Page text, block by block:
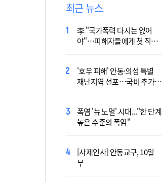
최근 뉴스
李 "국가폭력 다시는 없어
야"…피해자들에게 첫 직접
'호우 피해' 안동·의성 특별
재난지역 선포…국비 추가
폭염 '뉴 노멀' 시대..."한 단계
높은 수준의 폭염"
[사제인사] 안동교구, 10일
부
정동영 "'조선' 호명 부르기
공론화 후에"…원로들 "이름
Official Theme Song for
WYD Seoul 2027 Released
Asia’s Church Builds
Bridges of Dialogue and
Priest Who Studied in
Daejeon Becomes China’s